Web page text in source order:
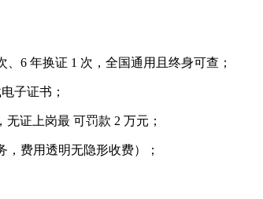
6 年换证 1 次，全国通用且终身可查；
子证书；
证上岗最 可罚款 2 万元；
费用透明无隐形收费）；